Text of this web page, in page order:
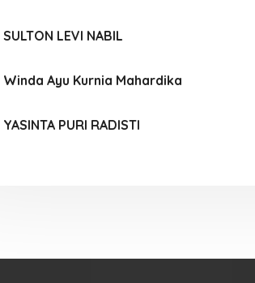
SULTON LEVI NABIL
Winda Ayu Kurnia Mahardika
YASINTA PURI RADISTI